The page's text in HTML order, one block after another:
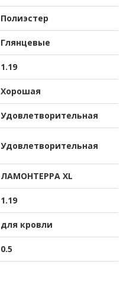
Полиэстер
Глянцевые
1.19
Хорошая
Удовлетворительная
Удовлетворительная
ЛАМОНТЕРРА XL
1.19
для кровли
0.5